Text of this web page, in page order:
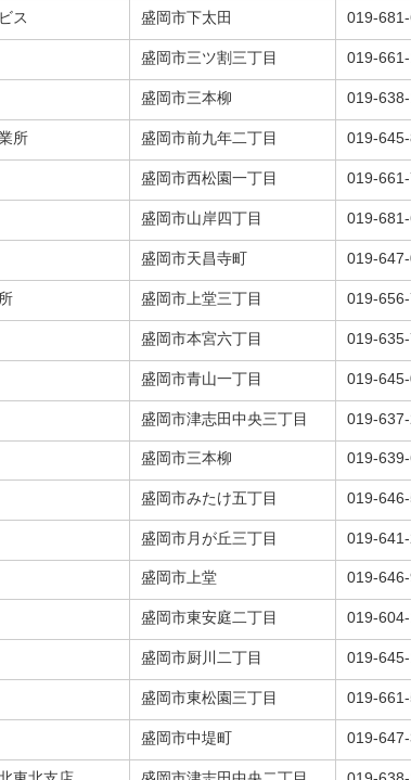
ス 盛岡市下太田 019-
盛岡市三ツ割三丁目 019-661-
盛岡市三本柳 019-
所 盛岡市前九年二丁目 019-645-
盛岡市西松園一丁目 019-661-
盛岡市山岸四丁目 019-
盛岡市天昌寺町 019-
盛岡市上堂三丁目 019-
盛岡市本宮六丁目 019-
盛岡市青山一丁目 019-
盛岡市津志田中央三丁目 019-637-
盛岡市三本柳 019-
盛岡市みたけ五丁目 019-646-
盛岡市月が丘三丁目 019-
盛岡市上堂 019-646-
盛岡市東安庭二丁目 019-
盛岡市厨川二丁目 019-
盛岡市東松園三丁目 019-
盛岡市中堤町 019-